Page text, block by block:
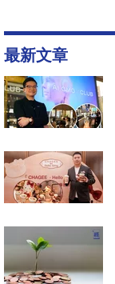
最新文章